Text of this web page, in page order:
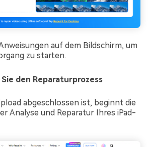
auf dem Bildschirm, um
zu starten.
den Reparaturprozess
abgeschlossen ist, beginnt die
Analyse und Reparatur Ihres iPad-